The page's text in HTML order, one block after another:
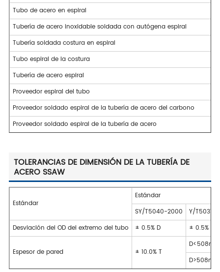
Tubo de acero en espiral
Tubería de acero inoxidable soldada con autógena espiral
Tubería soldada costura en espiral
Tubo espiral de la costura
Tubería de acero espiral
Proveedor espiral del tubo
Proveedor soldado espiral de la tubería de acero del carbono
Proveedor soldado espiral de la tubería de acero
TOLERANCIAS DE DIMENSIÓN DE LA TUBERÍA DE
ACERO SSAW
Estándar
Estándar
SY/T5040-2000
Y/T5037-
Desviación del OD del extremo del tubo
± 0.5% D ± 0.5% D
Espesor de pared ± 10.0% T